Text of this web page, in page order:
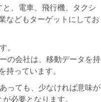
、電車、飛行機、タクシ
などもターゲットにしてお
。
の会社は、移動データを持
持っています。
っても、少なければ意味が
必要となります。